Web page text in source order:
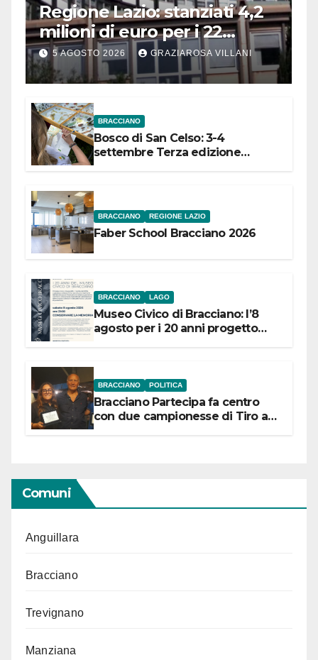
Regione Lazio: stanziati 4,2
milioni di euro per i 22
Comuni dell’Etruria
Meridionale
5 AGOSTO 2026 GRAZIAROSA VILLANI
BRACCIANO
Bosco di San Celso: 3-4
settembre Terza edizione
BRACCIANO REGIONE LAZIO
Faber School Bracciano 2026
BRACCIANO LAGO
Museo Civico di Bracciano: l’8
agosto per i 20 anni progetto
BRACCIANO POLITICA
Bracciano Partecipa fa centro
con due campionesse di Tiro a
Comuni
Anguillara
Bracciano
Trevignano
Manziana